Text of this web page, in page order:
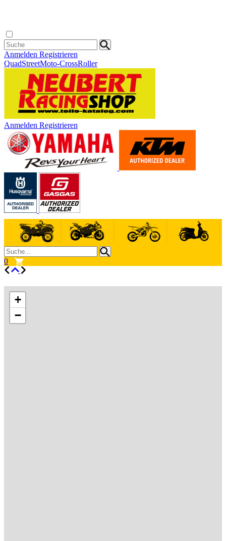
Anmelden Registrieren
QuadStreetMoto-CrossRoller
Anmelden Registrieren
0
+
−